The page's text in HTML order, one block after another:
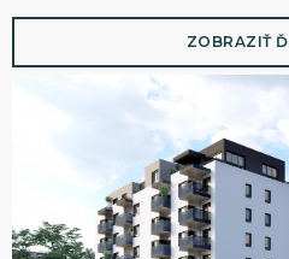
ZOBRAZIŤ